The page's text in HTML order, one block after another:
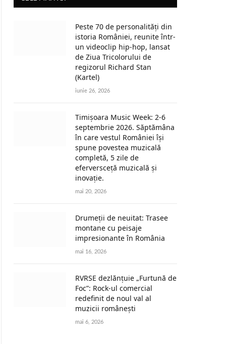
Peste 70 de personalități din
istoria României, reunite într-
un videoclip hip-hop, lansat
de Ziua Tricolorului de
regizorul Richard Stan
(Kartel)
iunie 26, 2026
Timișoara Music Week: 2-6
septembrie 2026. Săptămâna
în care vestul României își
spune povestea muzicală
completă, 5 zile de
eferversceță muzicală și
inovație.
mai 20, 2026
Drumeții de neuitat: Trasee
montane cu peisaje
impresionante în România
mai 16, 2026
RVRSE dezlănțuie „Furtună de
Foc”: Rock-ul comercial
redefinit de noul val al
muzicii românești
mai 6, 2026